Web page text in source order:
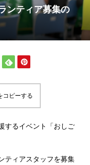
ンティア募集の
コピーする
するイベント「おしご
ティアスタッフを募集